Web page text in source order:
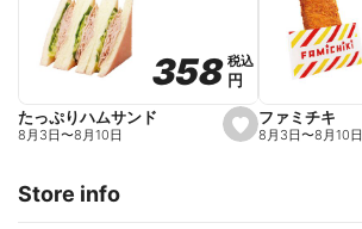
o
r
i
e
s
e
358
358税込
税込
円
円
たっぷりハムサンド
8月3日〜8月10日
ファミチキ
8月3日〜8月10日
Store info